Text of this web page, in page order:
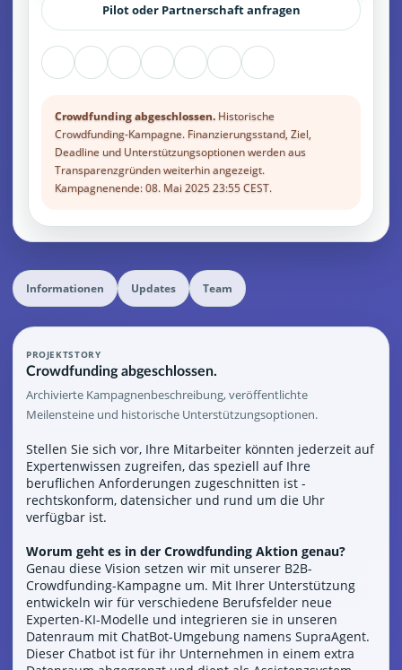
Pilot oder Partnerschaft anfragen
Crowdfunding abgeschlossen.Historische
Crowdfunding-Kampagne. Finanzierungsstand, Ziel,
Deadline und Unterstützungsoptionen werden aus
Transparenzgründen weiterhin angezeigt.
Kampagnenende: 08. Mai 2025 23:55 CEST.
Informationen Updates Team
PROJEKTSTORY
Crowdfunding abgeschlossen.
Archivierte Kampagnenbeschreibung, veröffentlichte
Meilensteine und historische Unterstützungsoptionen.
Stellen Sie sich vor, Ihre Mitarbeiter könnten jederzeit auf
Expertenwissen zugreifen, das speziell auf Ihre
beruflichen Anforderungen zugeschnitten ist -
rechtskonform, datensicher und rund um die Uhr
verfügbar ist.
Worum geht es in der Crowdfunding Aktion genau?
Genau diese Vision setzen wir mit unserer B2B-
Crowdfunding-Kampagne um. Mit Ihrer Unterstützung
entwickeln wir für verschiedene Berufsfelder neue
Experten-KI-Modelle und integrieren sie in unseren
Datenraum mit ChatBot-Umgebung namens SupraAgent.
Dieser Chatbot ist für ihr Unternehmen in einem extra